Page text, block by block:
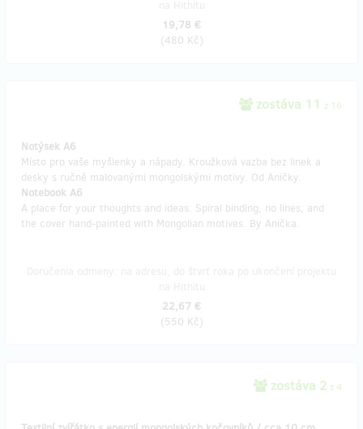
19,78 €
(480 Kč)
zostáva 11 z 16
Notýsek A6
Místo pro vaše myšlenky a nápady. Kroužková vazba bez linek a
desky s ručně malovanými mongolskými motivy. Od Aničky.
Notebook A6
A place for your thoughts and ideas. Spiral binding, no lines, and
the cover hand-painted with Mongolian motives. By Anička.
22,67 €
(550 Kč)
zostáva 2 z 4